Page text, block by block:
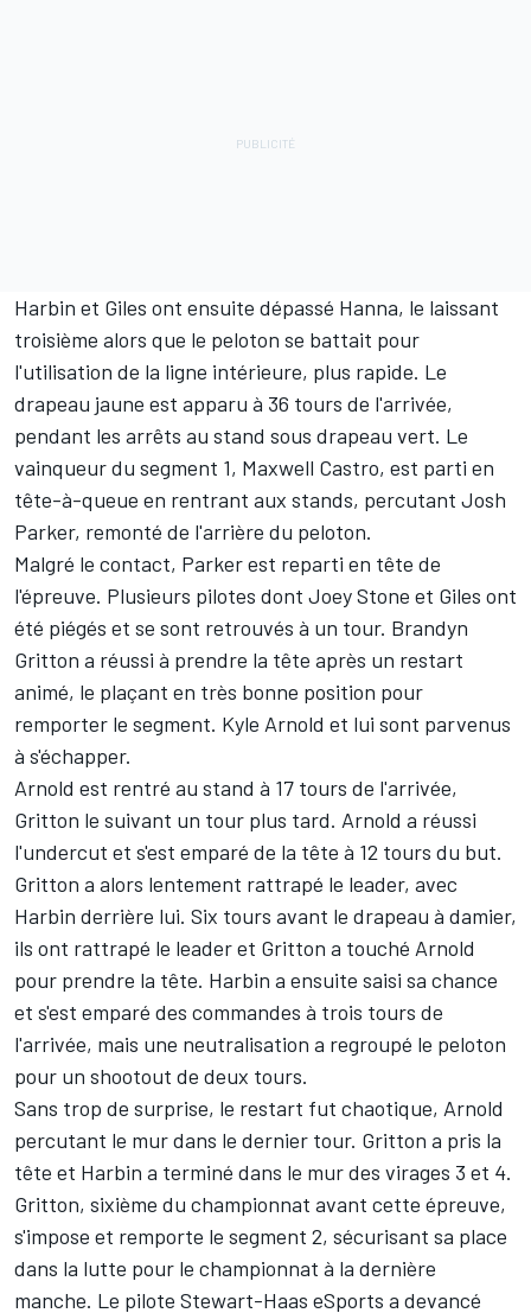
Harbin et Giles ont ensuite dépassé Hanna, le laissant
troisième alors que le peloton se battait pour
l'utilisation de la ligne intérieure, plus rapide. Le
drapeau jaune est apparu à 36 tours de l'arrivée,
pendant les arrêts au stand sous drapeau vert. Le
vainqueur du segment 1, Maxwell Castro, est parti en
tête-à-queue en rentrant aux stands, percutant Josh
Parker, remonté de l'arrière du peloton.
Malgré le contact, Parker est reparti en tête de
l'épreuve. Plusieurs pilotes dont Joey Stone et Giles ont
été piégés et se sont retrouvés à un tour. Brandyn
Gritton a réussi à prendre la tête après un restart
animé, le plaçant en très bonne position pour
remporter le segment. Kyle Arnold et lui sont parvenus
à s'échapper.
Arnold est rentré au stand à 17 tours de l'arrivée,
Gritton le suivant un tour plus tard. Arnold a réussi
l'undercut et s'est emparé de la tête à 12 tours du but.
Gritton a alors lentement rattrapé le leader, avec
Harbin derrière lui. Six tours avant le drapeau à damier,
ils ont rattrapé le leader et Gritton a touché Arnold
pour prendre la tête. Harbin a ensuite saisi sa chance
et s'est emparé des commandes à trois tours de
l'arrivée, mais une neutralisation a regroupé le peloton
pour un shootout de deux tours.
Sans trop de surprise, le restart fut chaotique, Arnold
percutant le mur dans le dernier tour. Gritton a pris la
tête et Harbin a terminé dans le mur des virages 3 et 4.
Gritton, sixième du championnat avant cette épreuve,
s'impose et remporte le segment 2, sécurisant sa place
dans la lutte pour le championnat à la dernière
manche. Le pilote Stewart-Haas eSports a devancé